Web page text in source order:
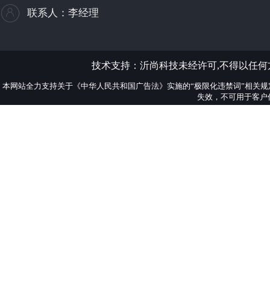
联系人：李经理
技术支持： 沂尚科技未经许可,不得以任
本网站全力支持关于《中华人民共和国广告法》实施的“极限化违禁词”相关
失效，不可用于客